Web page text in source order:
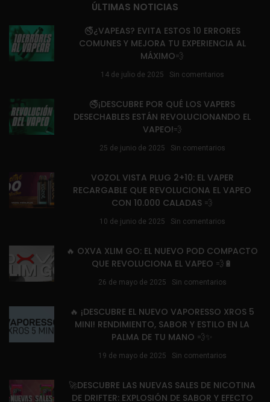
ÚLTIMAS NOTICIAS
🚭¿VAPEAS? EVITA ESTOS 10 ERRORES
COMUNES Y MEJORA TU EXPERIENCIA AL
MÁXIMO💨
14 de julio de 2025 Sin comentarios
🚭¡DESCUBRE POR QUÉ LOS VAPERS
DESECHABLES ESTÁN REVOLUCIONANDO EL
VAPEO!💨
25 de junio de 2025 Sin comentarios
VOZOL VISTA PLUG 2+10: EL VAPER
RECARGABLE QUE REVOLUCIONA EL VAPEO
CON 10.000 CALADAS 💨
10 de junio de 2025 Sin comentarios
🔥 OXVA XLIM GO: EL NUEVO POD COMPACTO
QUE REVOLUCIONA EL VAPEO 💨🔋
26 de mayo de 2025 Sin comentarios
🔥 ¡DESCUBRE EL NUEVO VAPORESSO XROS 5
MINI! RENDIMIENTO, SABOR Y ESTILO EN LA
PALMA DE TU MANO 💨✨
19 de mayo de 2025 Sin comentarios
🚀DESCUBRE LAS NUEVAS SALES DE NICOTINA
DE DRIFTER: EXPLOSIÓN DE SABOR Y EFECTO